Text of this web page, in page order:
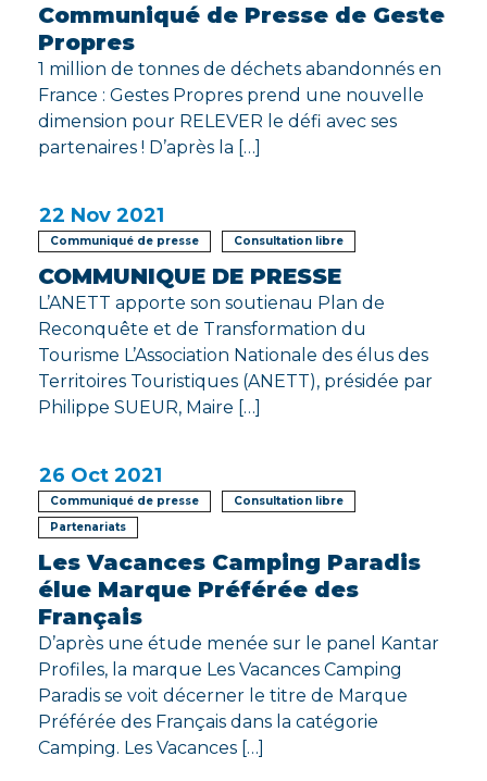
Communiqué de Presse de Geste
Propres
1 million de tonnes de déchets abandonnés en
France : Gestes Propres prend une nouvelle
dimension pour RELEVER le défi avec ses
partenaires ! D’après la […]
22 Nov 2021
Communiqué de presse Consultation libre
COMMUNIQUE DE PRESSE
L’ANETT apporte son soutienau Plan de
Reconquête et de Transformation du
Tourisme L’Association Nationale des élus des
Territoires Touristiques (ANETT), présidée par
Philippe SUEUR, Maire […]
26 Oct 2021
Communiqué de presse
Consultation libre
Partenariats
Les Vacances Camping Paradis
élue Marque Préférée des
Français
D’après une étude menée sur le panel Kantar
Profiles, la marque Les Vacances Camping
Paradis se voit décerner le titre de Marque
Préférée des Français dans la catégorie
Camping. Les Vacances […]